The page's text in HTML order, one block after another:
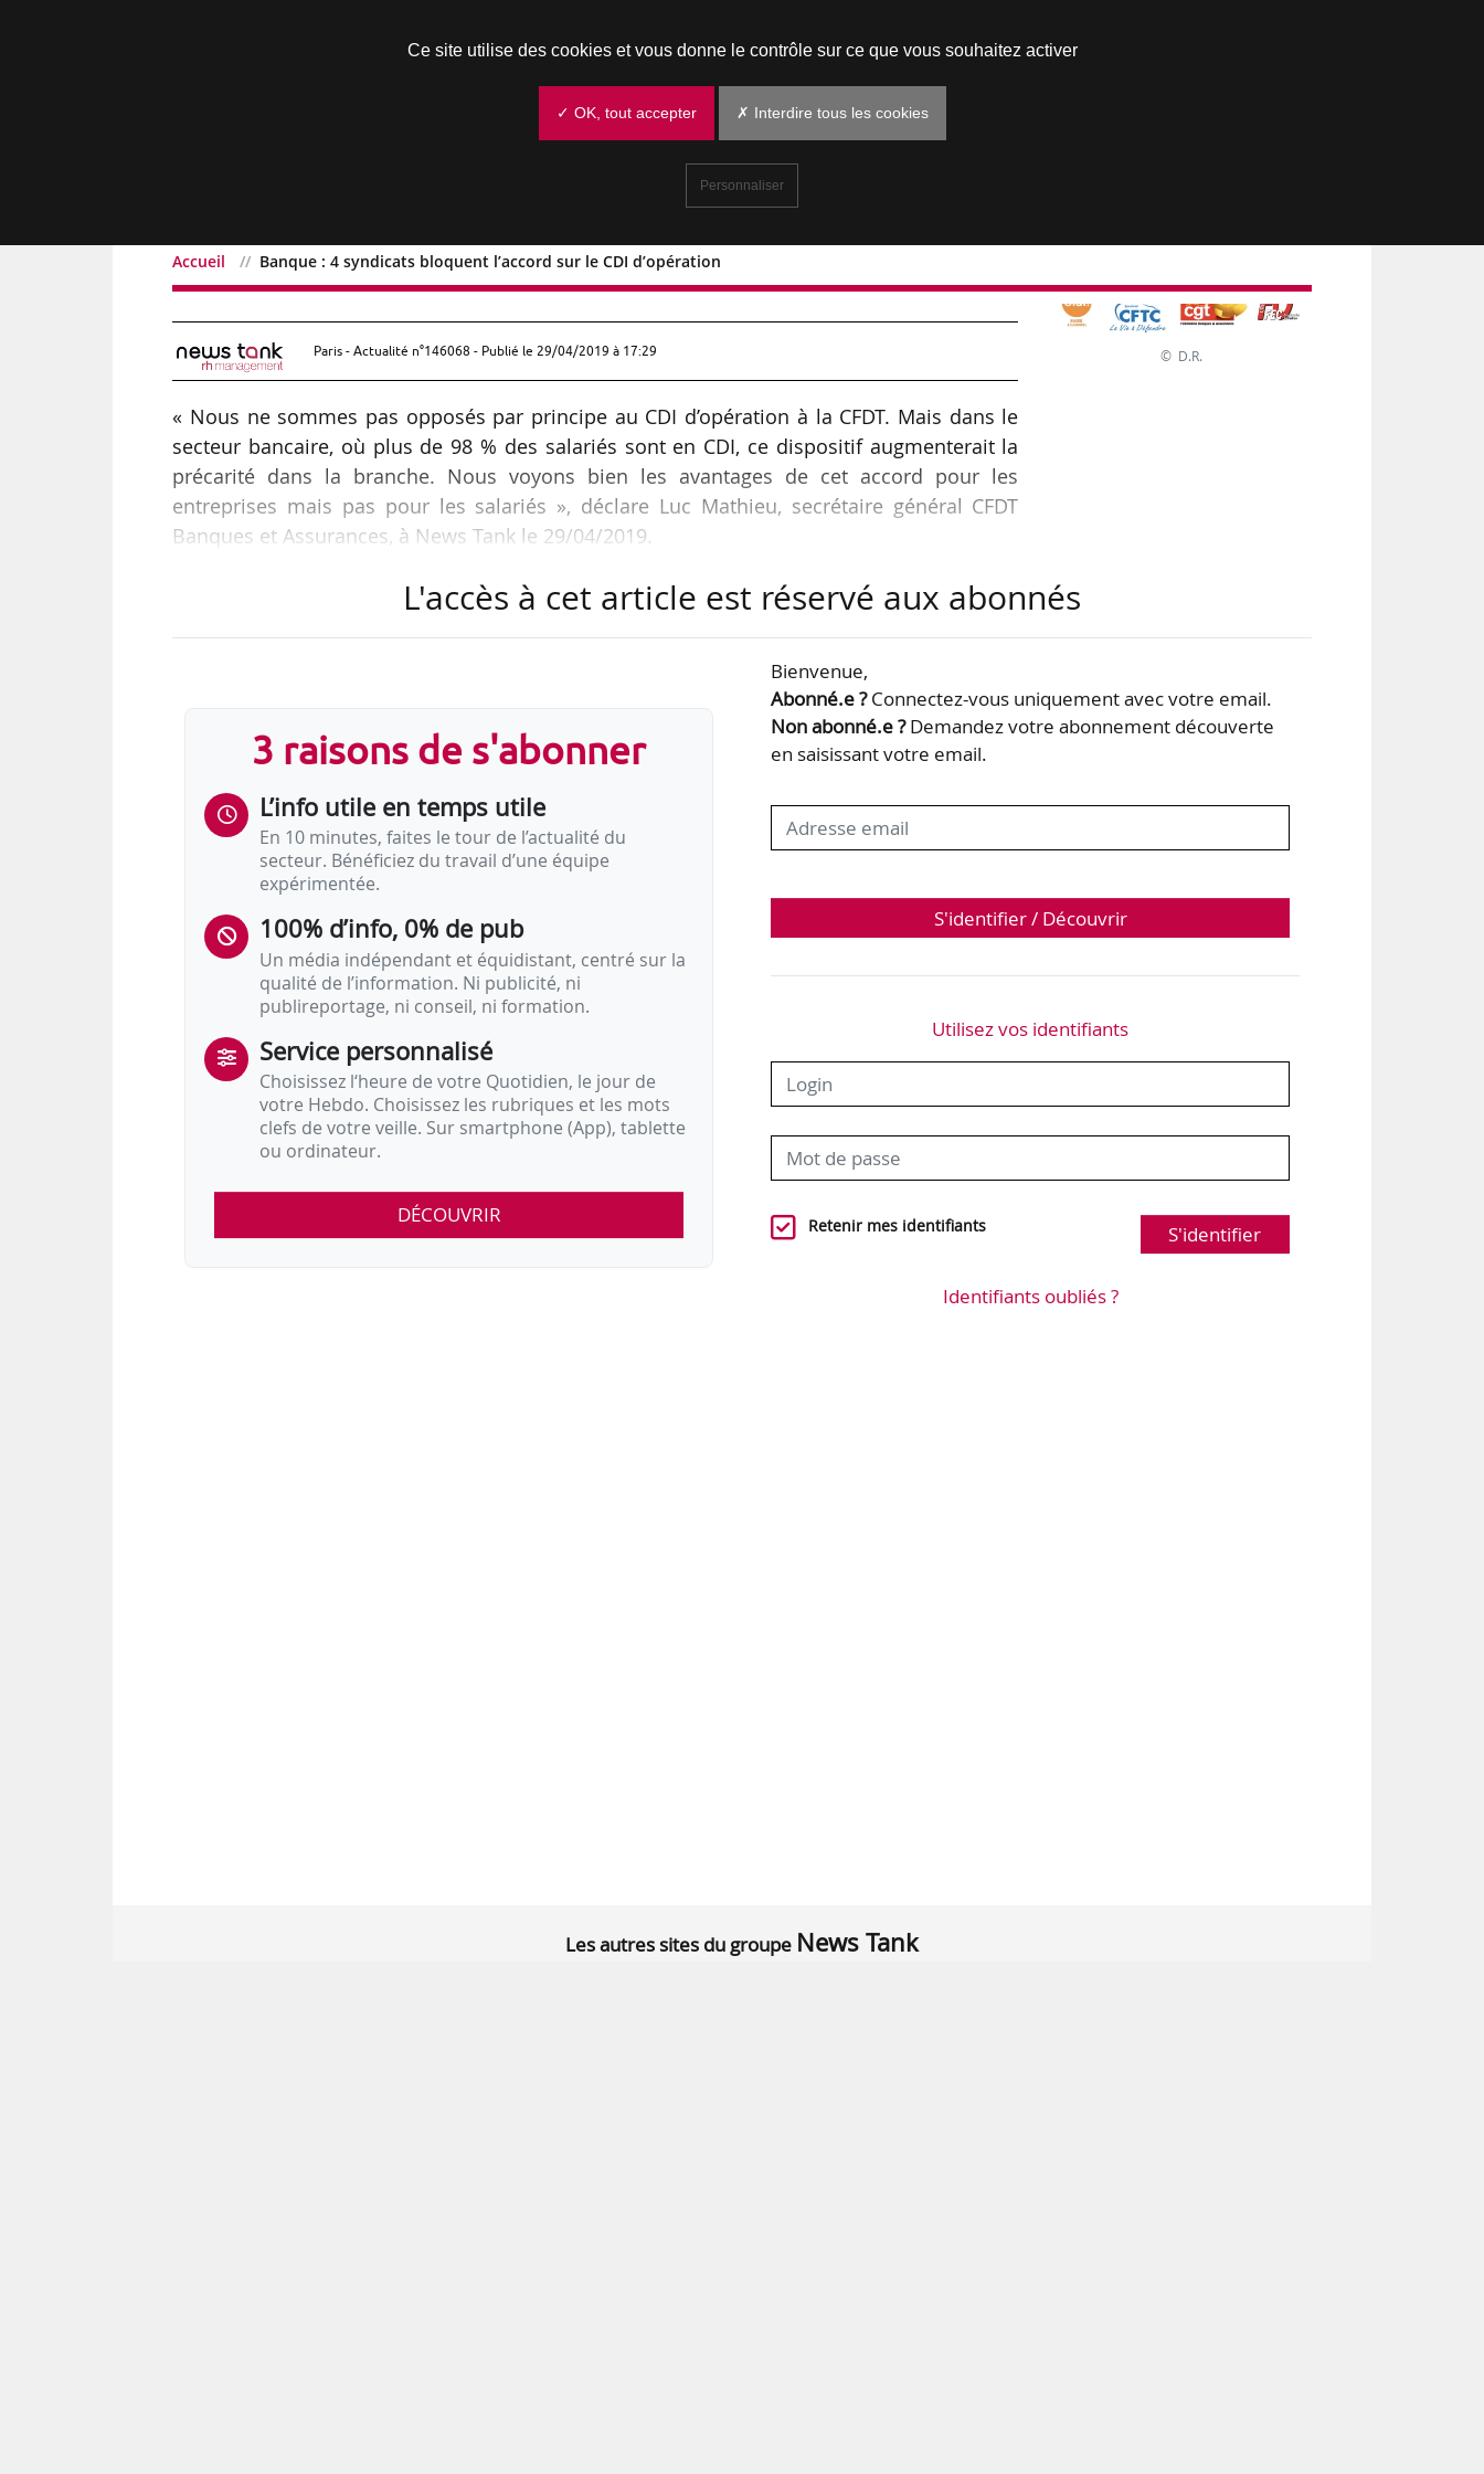
Accueil Banque : 4 syndicats bloquent l’accord sur le CDI d’opération
Banque : 4 syndicats bloquent l’accord sur le CDI d’opération
Paris - Actualité n°146068 - Publié le 29/04/2019 à 17:29
« Nous ne sommes pas opposés par principe au CDI d’opération à la CFDT. Mais dans le
secteur bancaire, où plus de 98 % des salariés sont en CDI, ce dispositif augmenterait la
précarité dans la branche. Nous voyons bien les avantages de cet accord pour les
entreprises mais pas pour les salariés », déclare Luc Mathieu, secrétaire général CFDT
Banques et Assurances, à News Tank le 29/04/2019.
Avec 3 autres organisations syndicales (CFTC, CGT et FO), la CFDT a fait valoir, le
secteur, a signé l’accord. Ensemble, les 4 OS qui s’opposent à cet accord représentent
© D.R.
L'accès à cet article est réservé aux abonnés
3 raisons de s'abonner
L’info utile en temps utile
En 10 minutes, faites le tour de l’actualité du
secteur. Bénéficiez du travail d’une équipe
expérimentée.
100% d’info, 0% de pub
Un média indépendant et équidistant, centré sur la
qualité de l’information. Ni publicité, ni
publireportage, ni conseil, ni formation.
Service personnalisé
Choisissez l‘heure de votre Quotidien, le jour de
votre Hebdo. Choisissez les rubriques et les mots
clefs de votre veille. Sur smartphone (App), tablette
ou ordinateur.
DÉCOUVRIR
Bienvenue,
Abonné.e ?Connectez-vous uniquement avec votre email.
Non abonné.e ?Demandez votre abonnement découverte
en saisissant votre email.
S'identifier / Découvrir
Utilisez vos identifiants
Retenir mes identifiants S'identifier
Identifiants oubliés ?
Les autres sites du groupe News Tank
Ce site utilise des cookies et vous donne le contrôle sur ce que vous souhaitez activer
✓ OK, tout accepter ✗ Interdire tous les cookies
Personnaliser